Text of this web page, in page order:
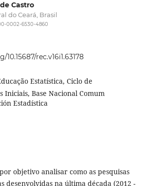
Castro
do Ceará, Brasil
0002-6530-4860
rec.v16i1.63178
Estatística, Ciclo de
Iniciais, Base Nacional Comum
Estadística
objetivo analisar como as pesquisas
desenvolvidas na última década (2012 -